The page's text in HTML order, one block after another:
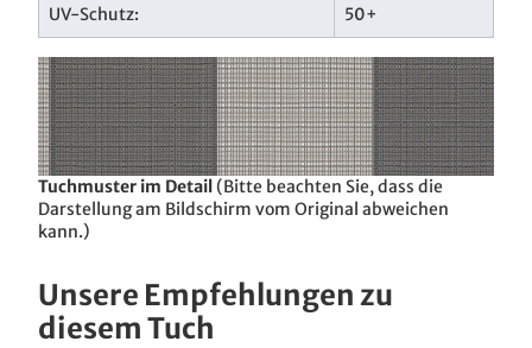
UV-Schutz: 50+
Tuchmuster im Detail(Bitte beachten Sie, dass die
Darstellung am Bildschirm vom Original abweichen
kann.)
Unsere Empfehlungen zu
diesem Tuch